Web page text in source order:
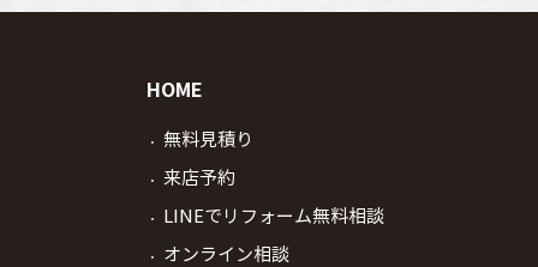
HOME
無料見積り
来店予約
LINEでリフォーム無料相談
オンライン相談